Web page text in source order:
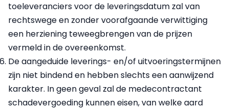
toeleveranciers voor de leveringsdatum zal van
rechtswege en zonder voorafgaande verwittiging
een herziening teweegbrengen van de prijzen
vermeld in de overeenkomst.
De aangeduide leverings- en/of uitvoeringstermijnen
zijn niet bindend en hebben slechts een aanwijzend
karakter. In geen geval zal de medecontractant
schadevergoeding kunnen eisen, van welke aard